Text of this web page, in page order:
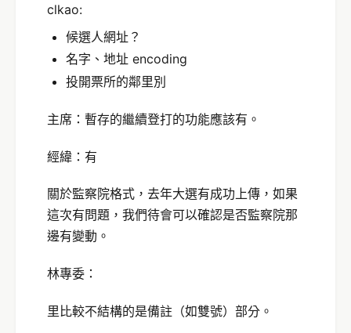
clkao:
候選人網址？
名字、地址 encoding
投開票所的鄰里別
主席：暫存的繼續登打的功能應該有。
經緯：有
關於監察院格式，去年大選有成功上傳，如果
這次有問題，我們待會可以確認是否監察院那
邊有變動。
林專委：
里比較不結構的是備註（如雙號）部分。